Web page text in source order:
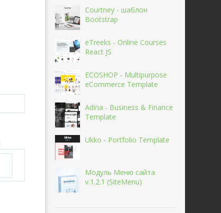
Courtney - шаблон
Bootstrap
eTreeks - Online Courses
React JS
ECOSHOP - Multipurpose
eCommerce Template
Adina - Business & Finance
Template
Ukko - Portfolio Template
Модуль Меню сайта
v.1.2.1 (SiteMenu)